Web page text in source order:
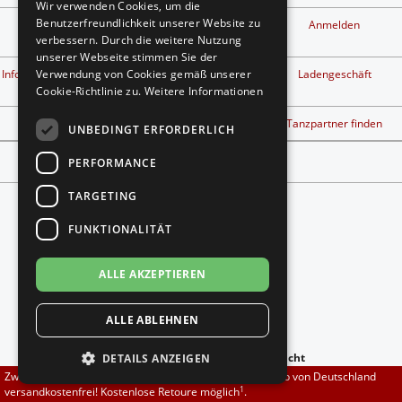
Brautschuhe
Sneaker
Untergrößen 33-35
Übergrößen 43-44
Flexerinas
Merlet
Nueva Epoca
Portdance
RayRose
Rummos
Rumpf
TopTanz
Kontakt
Privatsphäre und
Datenschutz
Anmelden
Info kostenlose Retouren1
Widerrufsbelehrung &
Widerrufsformular
Ladengeschäft
Tanzschuh Berater Workshop finden Tanzpartner finden
Vertrag widerrufen
Folgt uns auf
anzeigen: -zur Mobilen Ansicht
Copyright © 2026DADANZA.de
Zwischen 70,00 EUR und 800,00 EUR liefern wir innerhalb von Deutschland
versandkostenfrei! Kostenlose Retoure möglich1.
Wir verwenden Cookies, um die
Benutzerfreundlichkeit unserer Website zu
verbessern. Durch die weitere Nutzung
unserer Webseite stimmen Sie der
Verwendung von Cookies gemäß unserer
Cookie-Richtlinie zu. Weitere Informationen
UNBEDINGT ERFORDERLICH
PERFORMANCE
TARGETING
FUNKTIONALITÄT
ALLE AKZEPTIEREN
ALLE ABLEHNEN
DETAILS ANZEIGEN